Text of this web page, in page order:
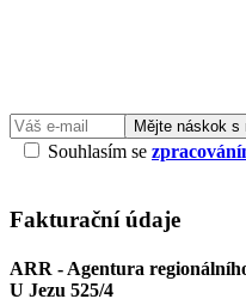
Mějte náskok s
Souhlasím se
Fakturační údaje
ARR - Agentura
U Jezu 525/4